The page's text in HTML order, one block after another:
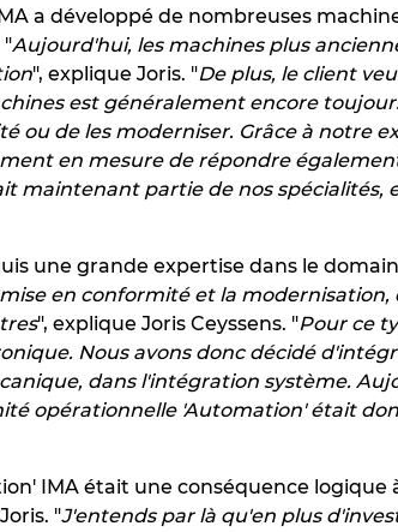
a développé de nombreuses
"Aujourd'hui, les machines plus
", explique Joris. "De plus, le client
est généralement encore
ou de les moderniser. Grâce à notre
en mesure de répondre
maintenant partie de nos spécialités,
une grande expertise dans le
en conformité et la
", explique Joris Ceyssens. "Pour ce
Nous avons donc décidé
dans l'intégration système.
opérationnelle 'Automation' était
IMA était une conséquence logique
"J'entends par là qu'en plus